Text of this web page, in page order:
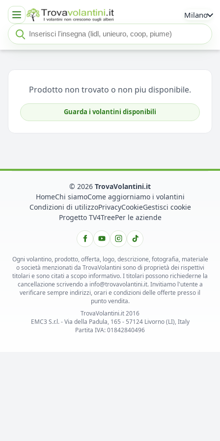
Milano
Cerca insegna o negozio
Seleziona un'insegna
Prodotto non trovato o non piu disponibile.
Guarda i volantini disponibili
© 2026 TrovaVolantini.it
HomeChi siamoCome aggiorniamo i volantini
Condizioni di utilizzoPrivacyCookieGestisci cookie
Progetto TV4TreePer le aziende
Ogni volantino, prodotto, offerta, logo, descrizione, fotografia, materiale
o società menzionati da TrovaVolantini sono di proprietà dei rispettivi
titolari e sono citati a scopo informativo. I titolari possono richiederne la
cancellazione scrivendo a info@trovavolantini.it. Invitiamo l'utente a
verificare sempre indirizzi, orari e condizioni delle offerte presso il
punto vendita.
TrovaVolantini.it 2016
EMC3 S.r.l. - Via della Padula, 165 - 57124 Livorno (LI), Italy
Partita IVA: 01842840496